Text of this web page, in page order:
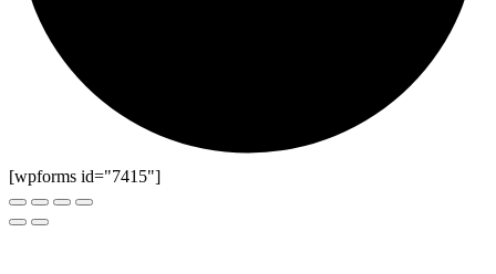
[wpforms id="7415"]